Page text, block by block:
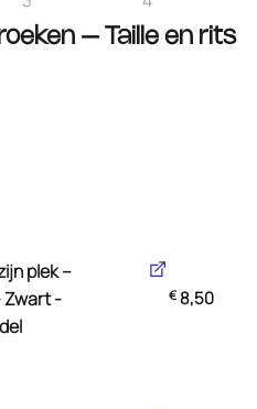
– Taille en rits
plek –
Zwart -
€ 8,50